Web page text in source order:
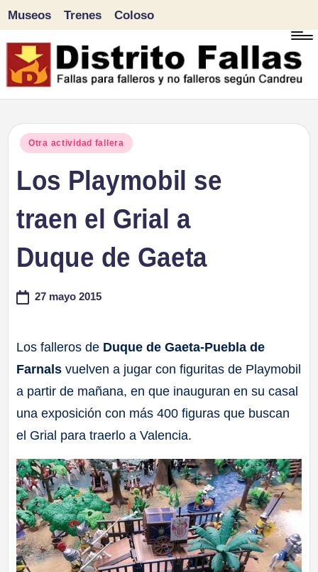
Saltar
al
Museos Trenes Coloso
Publicado
Otra actividad fallera
Los Playmobil se
traen el Grial a
Duque de Gaeta
27 mayo 2015
Los falleros de Duque de Gaeta-Puebla de
Farnals vuelven a jugar con figuritas de Playmobil
a partir de mañana, en que inauguran en su casal
una exposición con más 400 figuras que buscan
el Grial para traerlo a Valencia.